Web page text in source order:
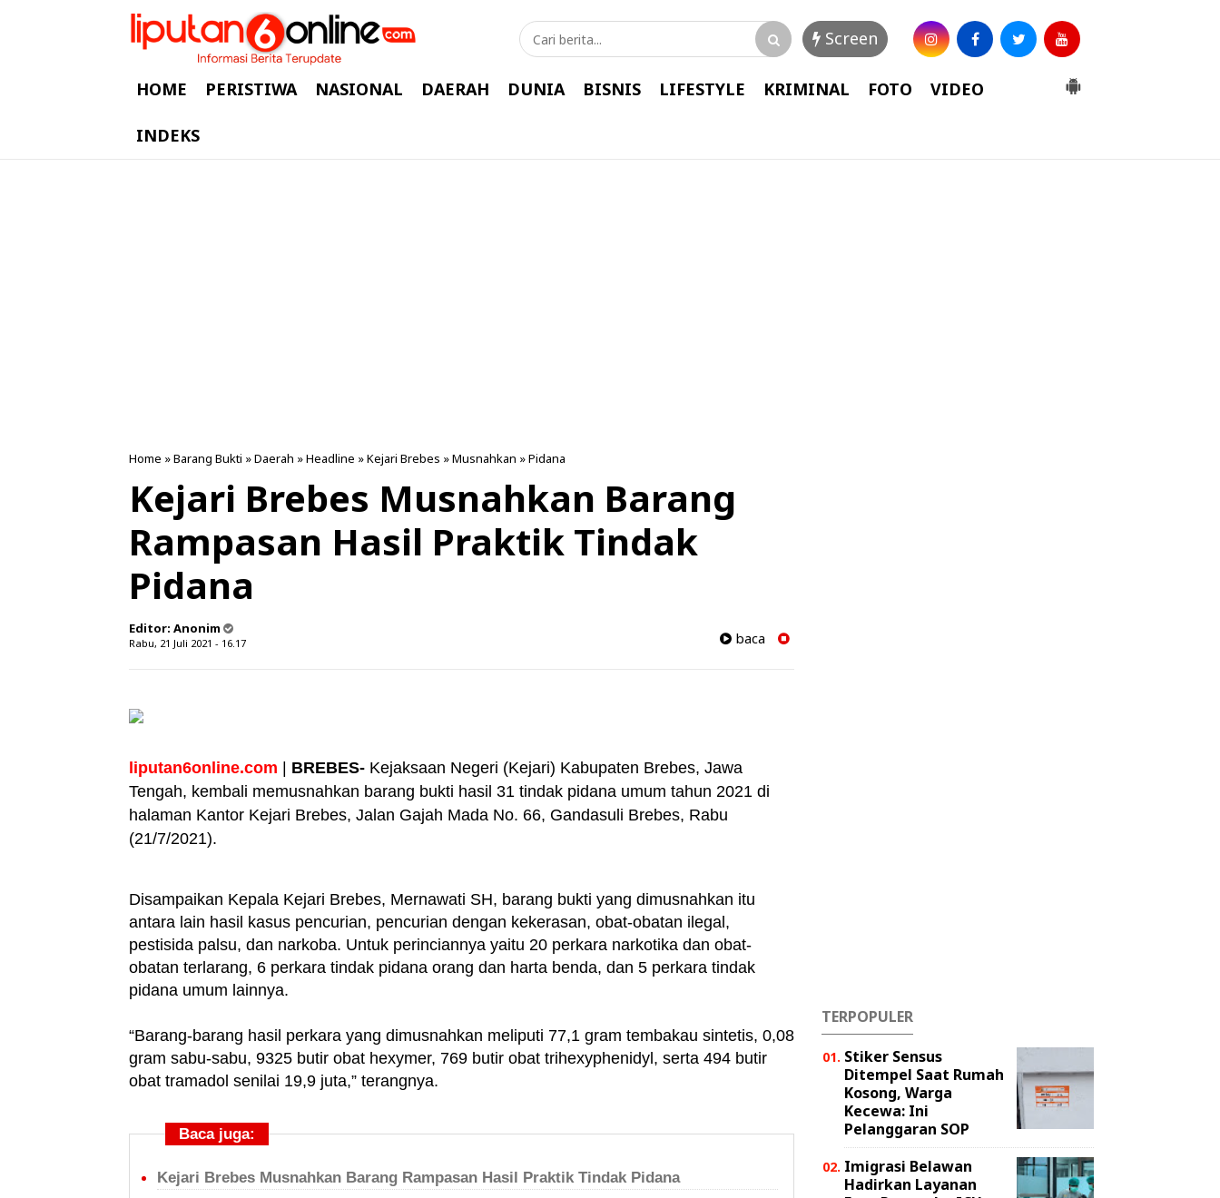
Screen
HOME PERISTIWA NASIONAL DAERAH DUNIA BISNIS LIFESTYLE KRIMINAL FOTO VIDEO
INDEKS
Home »Barang Bukti »Daerah »Headline »Kejari Brebes »Musnahkan »Pidana
Kejari Brebes Musnahkan Barang
Rampasan Hasil Praktik Tindak
Pidana
Editor: Anonim
Rabu, 21 Juli 2021 - 16.17 baca
liputan6online.com BREBES- Kejaksaan Negeri (Kejari) Kabupaten Brebes, Jawa
Tengah, kembali memusnahkan barang bukti hasil 31 tindak pidana umum tahun 2021 di
halaman Kantor Kejari Brebes, Jalan Gajah Mada No. 66, Gandasuli Brebes, Rabu
(21/7/2021).
Disampaikan Kepala Kejari Brebes, Mernawati SH, barang bukti yang dimusnahkan itu
antara lain hasil kasus pencurian, pencurian dengan kekerasan, obat-obatan ilegal,
pestisida palsu, dan narkoba. Untuk perinciannya yaitu 20 perkara narkotika dan obat-
obatan terlarang, 6 perkara tindak pidana orang dan harta benda, dan 5 perkara tindak
pidana umum lainnya.
“Barang-barang hasil perkara yang dimusnahkan meliputi 77,1 gram tembakau sintetis, 0,08
gram sabu-sabu, 9325 butir obat hexymer, 769 butir obat trihexyphenidyl, serta 494 butir
obat tramadol senilai 19,9 juta,” terangnya.
Baca juga:
Kejari Brebes Musnahkan Barang Rampasan Hasil Praktik Tindak Pidana
TERPOPULER
Stiker Sensus
Ditempel Saat Rumah
Kosong, Warga
Kecewa: Ini
Pelanggaran SOP
Imigrasi Belawan
Hadirkan Layanan